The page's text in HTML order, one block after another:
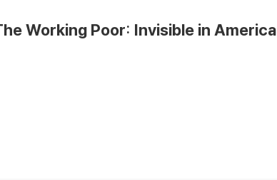
Working Poor: Invisible in America